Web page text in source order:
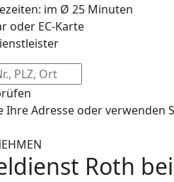
im Ø 25 Minuten
oder EC-Karte
Ihre Adresse oder verwenden
Roth